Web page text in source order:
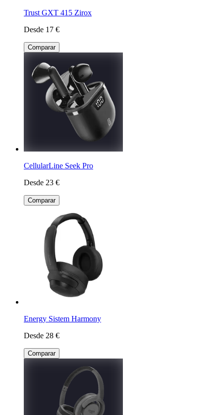
Trust GXT 415 Zirox
Desde 17 €
Comparar
CellularLine Seek Pro
Desde 23 €
Comparar
Energy Sistem Harmony
Desde 28 €
Comparar